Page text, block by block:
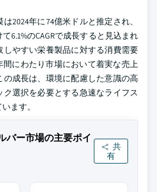
2024年に74億米ドルと推定され、
6.1%のCAGRで成長すると見込まれ
やすい栄養製品に対する消費需要
間にわたり市場において着実な売上
の成長は、環境に配慮した意識の高
ク選択を必要とする急速なライフス
ます。
バー市場の主要ポイ
共
有